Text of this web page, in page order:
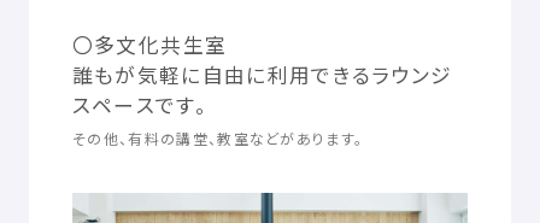
利用規約 寄付のお願い
〇多文化共生室
誰もが気軽に 自由 に利用できるラウンジ
スペースです。
その他、有料の講堂、教室などがあります。